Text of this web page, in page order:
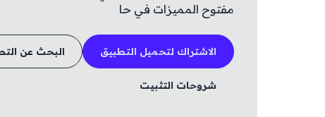
مفتوح المميزات في حا
الاشتراك لتحميل التطبيق البحث عن
شروحات التثبيت